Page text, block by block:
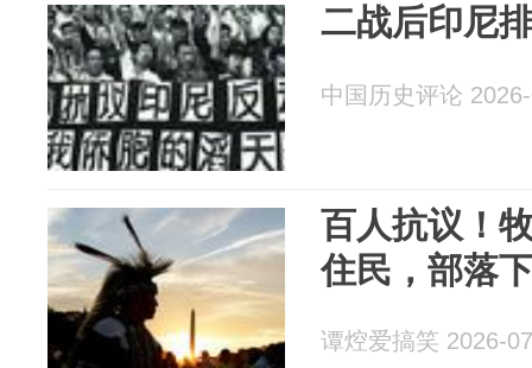
二战后印尼
中国历史评论
百人抗议！
住民，部落
谭焢爱搞笑 2026-